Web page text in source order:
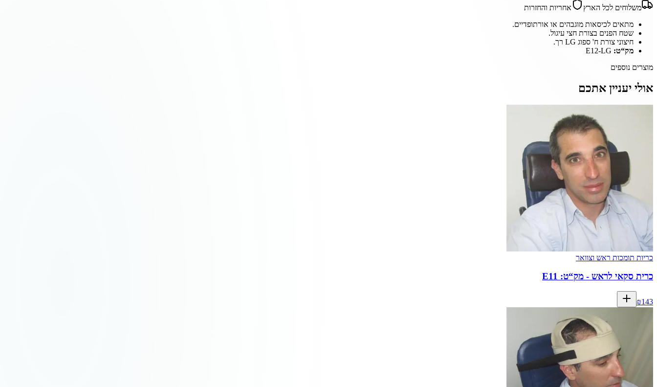
משלוחים לכל הארץ
אחריות והחזרות
מתאים לכיסאות מוגבהים או אורתופדיים.
שטח הפנים בצורת חצי עיגול.
חיצוני צורת ח' ספוג LG רך.
מק“ט:
מוצרים נוספים
אולי יעניין אתכם
כריות תומכות ראש וצוואר
כרית סקאי לראש - מק“ט: E11
₪143